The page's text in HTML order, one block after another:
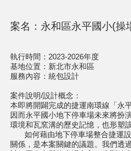
案名：永和區永平國小(操
執行時間：2023-2026年度
基地位置：新北市永和區
服務內容：統包設計
案件說明/設計概念：
本即將開闢完成的捷運南環線「永
因而永平國小地下停車場未來將扮
環境和瓦窯溝的歷史記憶，也形塑
如何藉由地下停車場整合捷運
關係，是本案關鍵的議題。我們透